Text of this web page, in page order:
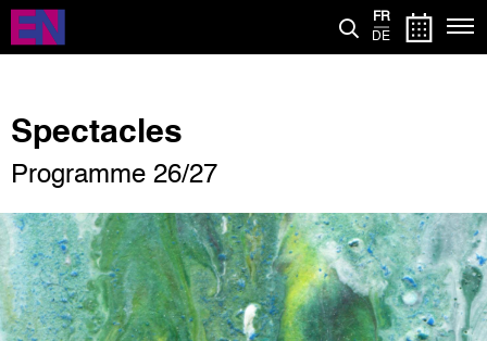
Aller
contenu
FR
DE
Spectacles
Programme 26/27